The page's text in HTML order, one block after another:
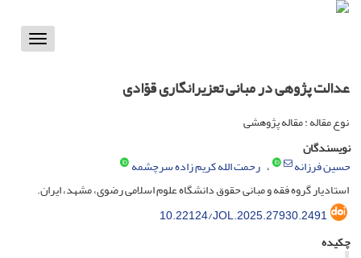
Toggle
عدالت پژوهی در مبانی تعزیرانگاری قوّادی
نوع مقاله : مقاله پژوهشی
نویسندگان
حسین فرزانه
رحمت الله کریم زاده سرچشمه
استادیار گروه فقه و مبانی حقوق دانشگاه علوم اسلامی رضوی، مشهد، ایران.
10.22124/JOL.2025.27930.2491
چکیده